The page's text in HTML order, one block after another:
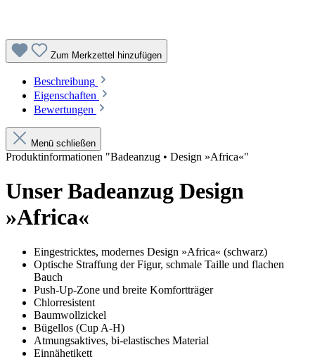
Zum Merkzettel hinzufügen
Beschreibung
Eigenschaften
Bewertungen
Menü schließen
Produktinformationen "Badeanzug • Design »Africa«"
Unser Badeanzug Design
»Africa«
Eingestricktes, modernes Design »Africa« (schwarz)
Optische Straffung der Figur, schmale Taille und flachen
Bauch
Push-Up-Zone und breite Komfortträger
Chlorresistent
Baumwollzickel
Bügellos (Cup A-H)
Atmungsaktives, bi-elastisches Material
Einnähetikett